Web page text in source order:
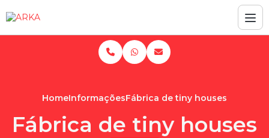
HomeInformaçõesFábrica de tiny houses
Fábrica de tiny houses